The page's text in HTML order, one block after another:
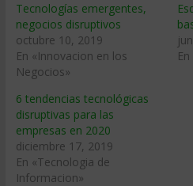
Tecnologías emergentes,
negocios disruptivos
octubre 10, 2019
En «Innovacion en los
Negocios»
6 tendencias tecnológicas
disruptivas para las
empresas en 2020
diciembre 17, 2019
En «Tecnologia de
Informacion»